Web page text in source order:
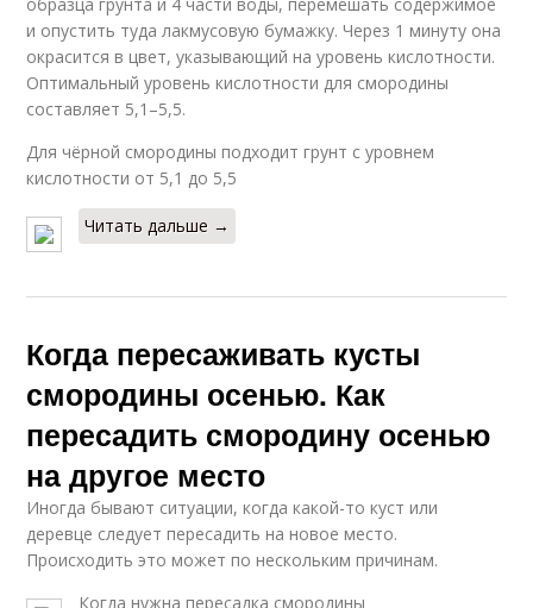
и опустить туда лакмусовую бумажку. Через 1 минуту она
окрасится в цвет, указывающий на уровень кислотности.
Оптимальный уровень кислотности для смородины
составляет 5,1–5,5.
Для чёрной смородины подходит грунт с уровнем
кислотности от 5,1 до 5,5
Читать дальше →
Когда пересаживать кусты
смородины осенью. Как
пересадить смородину осенью
на другое место
Иногда бывают ситуации, когда какой-то куст или
деревце следует пересадить на новое место.
Происходить это может по нескольким причинам.
Когда нужна пересадка смородины